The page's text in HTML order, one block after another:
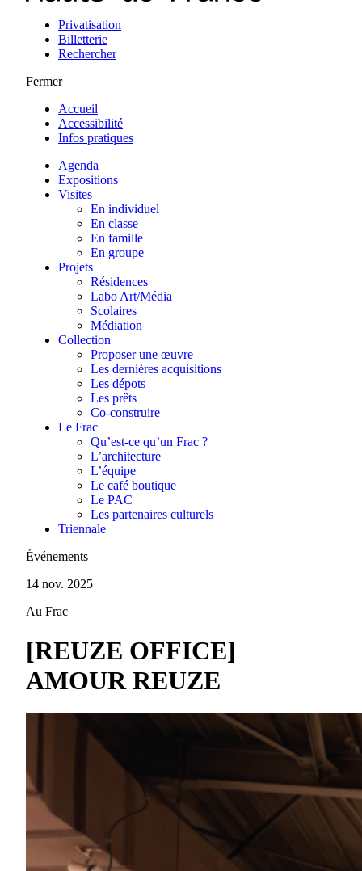
Privatisation
Billetterie
Rechercher
Fermer
Accueil
Accessibilité
Infos pratiques
Agenda
Expositions
Visites
En individuel
En classe
En famille
En groupe
Projets
Résidences
Labo Art/Média
Scolaires
Médiation
Collection
Proposer une œuvre
Les dernières acquisitions
Les dépots
Les prêts
Co-construire
Le Frac
Qu’est-ce qu’un Frac ?
L’architecture
L’équipe
Le café boutique
Le PAC
Les partenaires culturels
Triennale
Événements
14 nov. 2025
Au Frac
[REUZE OFFICE]
AMOUR REUZE